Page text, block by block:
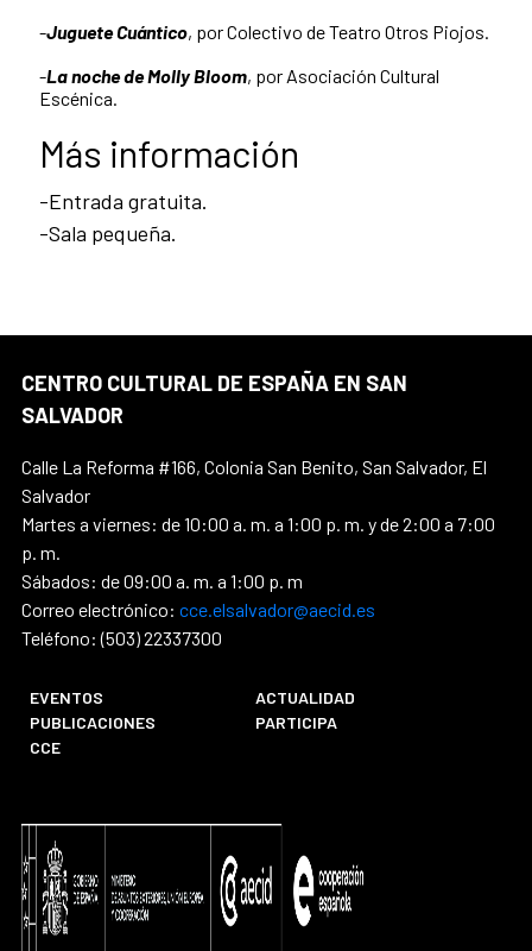
-Juguete Cuántico, por Colectivo de Teatro Otros Piojos.
-La noche de Molly Bloom, por Asociación Cultural
Escénica.
Más información
-Entrada gratuita.
-Sala pequeña.
CENTRO CULTURAL DE ESPAÑA EN SAN
SALVADOR
Calle La Reforma #166, Colonia San Benito, San Salvador, El
Salvador
Martes a viernes: de 10:00 a. m. a 1:00 p. m. y de 2:00 a 7:00
p. m.
Sábados: de 09:00 a. m. a 1:00 p. m
Correo electrónico: cce.elsalvador@aecid.es
Teléfono: (503) 22337300
EVENTOS
ACTUALIDAD
PUBLICACIONES
PARTICIPA
CCE